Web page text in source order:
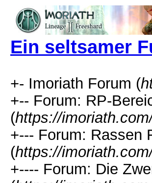
Ein seltsamer
+- Imoriath Forum (
+-- Forum: RP-
(https://
+--- Forum: Rassen
(https://
+---- Forum: Die